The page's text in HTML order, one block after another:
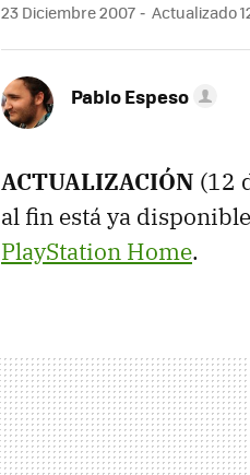
23 Diciembre 2007 Actualizado
Pablo Espeso
ACTUALIZACIÓN (12
al fin está ya
PlayStation Home.